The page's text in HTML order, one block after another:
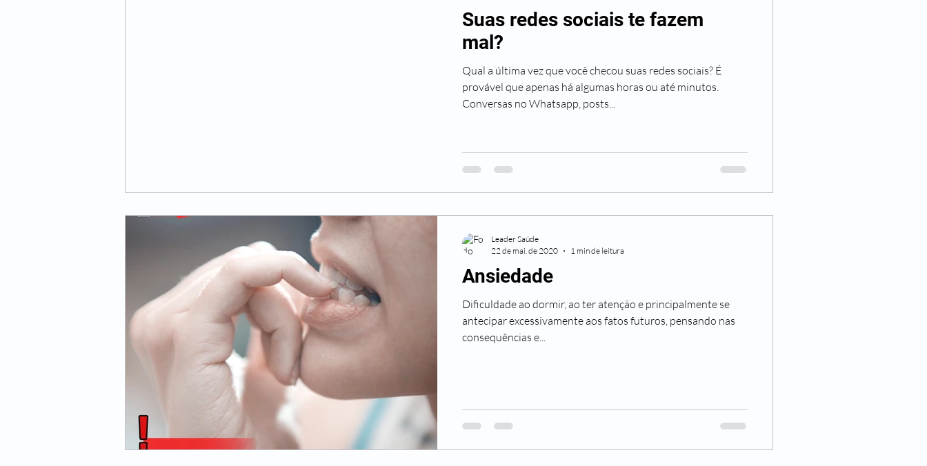
Suas redes sociais te fazem
mal?
Qual a última vez que você checou suas redes sociais? É
provável que apenas há algumas horas ou até minutos.
Conversas no Whatsapp, posts...
Ansiedade
Dificuldade ao dormir, ao ter atenção e principalmente se
antecipar excessivamente aos fatos futuros, pensando nas
consequências e...
Leader Saúde
22 de mai. de 2020
1 min de leitura